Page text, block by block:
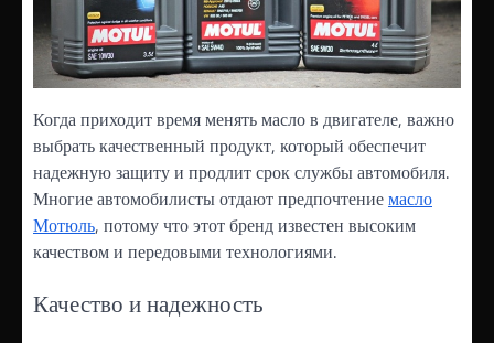
Когда приходит время менять масло в двигателе, важно
выбрать качественный продукт, который обеспечит
надежную защиту и продлит срок службы автомобиля.
Многие автомобилисты отдают предпочтениемасло
Мотюль, потому что этот бренд известен высоким
качеством и передовыми технологиями.
Качество и надежность